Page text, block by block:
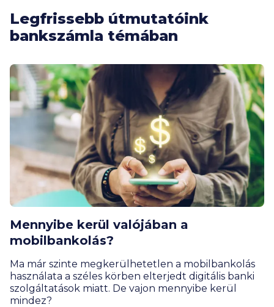
Legfrissebb útmutatóink
bankszámla témában
Mennyibe kerül valójában a
mobilbankolás?
Ma már szinte megkerülhetetlen a mobilbankolás
használata a széles körben elterjedt digitális banki
szolgáltatások miatt. De vajon mennyibe kerül
mindez?